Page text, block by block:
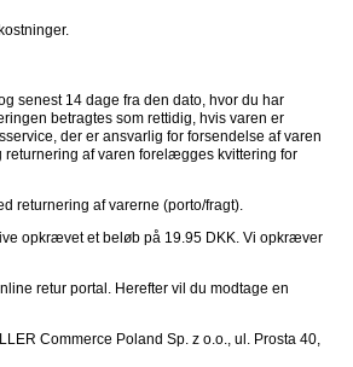
senest 14 dage fra den dato, hvor du har
betragtes som rettidig, hvis varen er
der er ansvarlig for forsendelse af varen
returnering af varen forelægges kvittering for
returnering af varerne (porto/fragt).
opkrævet et beløb på 19.95 DKK. Vi opkræver
retur portal. Herefter vil du modtage en
Commerce Poland Sp. z o.o., ul. Prosta 40,